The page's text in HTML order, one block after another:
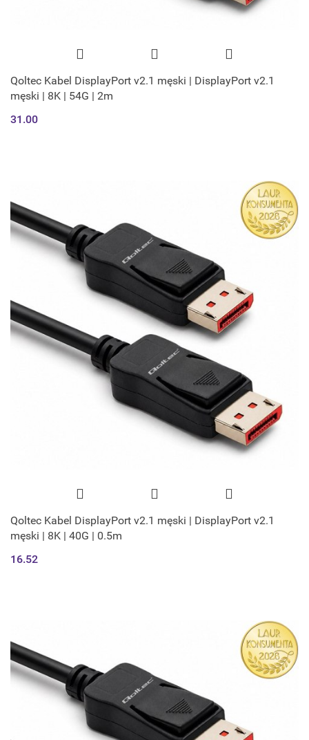
Qoltec Kabel DisplayPort v2.1 męski | DisplayPort v2.1
męski | 8K | 54G | 2m
31.00
Qoltec Kabel DisplayPort v2.1 męski | DisplayPort v2.1
męski | 8K | 40G | 0.5m
16.52